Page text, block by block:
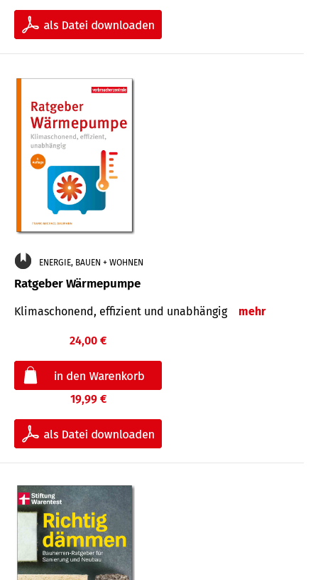
ENERGIE, BAUEN + WOHNEN
Ratgeber Wärmepumpe
Klimaschonend, effizient und unabhängig mehr
24,00 €
19,99 €